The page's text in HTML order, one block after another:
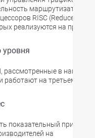
маршрутизаторов,
RISC (Reduced
реализуются на
уровня
рассмотренные в наших
работают на третьем,
показательный пример
на